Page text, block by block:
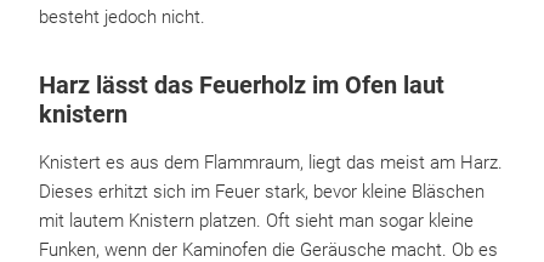
besteht jedoch nicht.
Harz lässt das Feuerholz im Ofen laut
knistern
Knistert es aus dem Flammraum, liegt das meist am Harz.
Dieses erhitzt sich im Feuer stark, bevor kleine Bläschen
mit lautem Knistern platzen. Oft sieht man sogar kleine
Funken, wenn der Kaminofen die Geräusche macht. Ob es